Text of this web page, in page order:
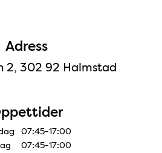
Adress
2, 302 92 Halmstad
07:45-17:00
07:45-17:00